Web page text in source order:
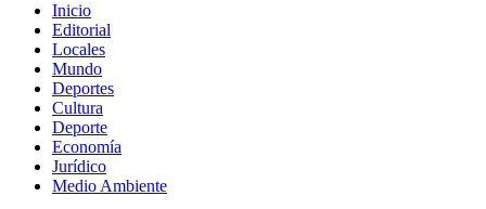
Inicio
Editorial
Locales
Mundo
Deportes
Cultura
Deporte
Economía
Jurídico
Medio Ambiente